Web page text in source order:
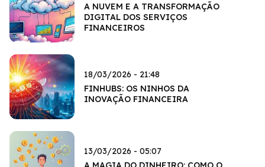
A NUVEM E A TRANSFORMAÇÃO
DIGITAL DOS SERVIÇOS
FINANCEIROS
18/03/2026 - 21:48
FINHUBS: OS NINHOS DA
INOVAÇÃO FINANCEIRA
13/03/2026 - 05:07